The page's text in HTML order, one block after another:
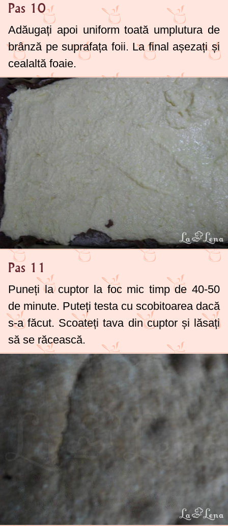
Pas 10
Adăugați apoi uniform toată umplutura de
brânză pe suprafața foii. La final așezați și
cealaltă foaie.
Pas 11
Puneți la cuptor la foc mic timp de 40-50
de minute. Puteți testa cu scobitoarea dacă
s-a făcut. Scoateți tava din cuptor și lăsați
să se răcească.